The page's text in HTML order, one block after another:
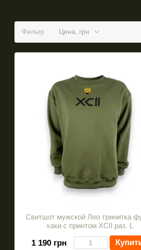
Фильтр Цена, грн
Свитшот мужской Лео тринитка
хаки с принтом XCII раз. L
1 190 грн